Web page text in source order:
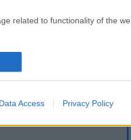
related to functionality of the
and other user
Data Access Privacy Policy
Πού αναμένονται
λαϊκιστή, οι φίλοι
λέξη
για